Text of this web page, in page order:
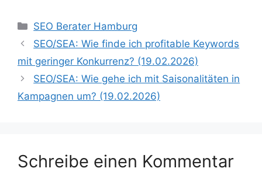
Kategorien
SEO Berater Hamburg
SEO/SEA: Wie finde ich profitable Keywords
mit geringer Konkurrenz? (19.02.2026)
SEO/SEA: Wie gehe ich mit Saisonalitäten in
Kampagnen um? (19.02.2026)
Schreibe einen Kommentar